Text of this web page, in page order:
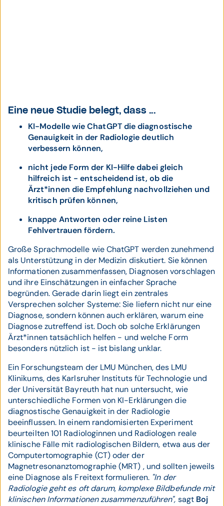
Eine neue Studie belegt, dass ...
KI-Modelle wie ChatGPT die diagnostische
Genauigkeit in der Radiologie deutlich
verbessern können,
nicht jede Form der KI-Hilfe dabei gleich
hilfreich ist - entscheidend ist, ob die
Ärzt*innen die Empfehlung nachvollziehen und
kritisch prüfen können,
knappe Antworten oder reine Listen
Fehlvertrauen fördern.
Große Sprachmodelle wie ChatGPT werden zunehmend
als Unterstützung in der Medizin diskutiert. Sie können
Informationen zusammenfassen, Diagnosen vorschlagen
und ihre Einschätzungen in einfacher Sprache
begründen. Gerade darin liegt ein zentrales
Versprechen solcher Systeme: Sie liefern nicht nur eine
Diagnose, sondern können auch erklären, warum eine
Diagnose zutreffend ist. Doch ob solche Erklärungen
Ärzt*innen tatsächlich helfen - und welche Form
besonders nützlich ist - ist bislang unklar.
Ein Forschungsteam der LMU München, des LMU
Klinikums, des Karlsruher Instituts für Technologie und
der Universität Bayreuth hat nun untersucht, wie
unterschiedliche Formen von KI-Erklärungen die
diagnostische Genauigkeit in der Radiologie
beeinflussen. In einem randomisierten Experiment
beurteilten 101 Radiologinnen und Radiologen reale
klinische Fälle mit radiologischen Bildern, etwa aus der
Computertomographie (CT) oder der
Magnetresonanztomographie (MRT) , und sollten jeweils
eine Diagnose als Freitext formulieren. "In der
Radiologie geht es oft darum, komplexe Bildbefunde mit
klinischen Informationen zusammenzuführen", sagt Boj